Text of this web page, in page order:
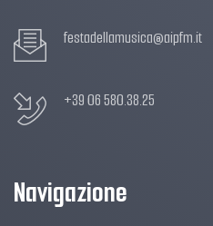
festadellamusica@aipfm.it
+39 06 580.38.25
Navigazione